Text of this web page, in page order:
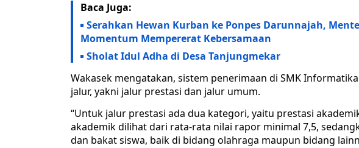
Baca Juga:
Serahkan Hewan Kurban ke Ponpes Darunnajah,
Momentum Mempererat Kebersamaan
Sholat Idul Adha di Desa Tanjungmekar
Wakasek mengatakan, sistem penerimaan di SMK
jalur, yakni jalur prestasi dan jalur umum.
“Untuk jalur prestasi ada dua kategori, yaitu prestasi
akademik dilihat dari rata-rata nilai rapor minimal 7,5,
dan bakat siswa, baik di bidang olahraga maupun bidang